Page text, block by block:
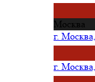
Москва
г.
г.